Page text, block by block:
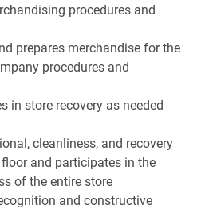
procedures and
prepares merchandise for the
procedures and
in store recovery as needed
cleanliness, and recovery
and participates in the
of the entire store
and constructive